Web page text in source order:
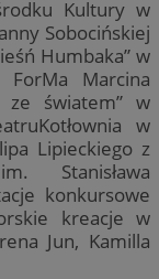
Kultury w
Sobocińskiej
Humbaka” w
Marcina
ze światem” w
w
Lipieckiego z
Stanisława
konkursowe
kreacje w
Jun, Kamilla